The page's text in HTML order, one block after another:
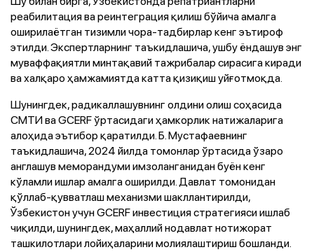
реабилитация ва реинтеграция қилиш бўйича амалга
оширилаётган тизимли чора-тадбирлар кенг эътироф
этилди. Экспертларнинг таъкидлашича, ушбу ёндашув энг
муваффақиятли минтақавий тажрибалар сирасига киради
ва халқаро ҳамжамиятда катта қизиқиш уйғотмоқда.
Шунингдек, радикаллашувнинг олдини олиш соҳасида
СМТИ ва GCERF ўртасидаги ҳамкорлик натижаларига
алоҳида эътибор қаратилди. Б. Мустафаевнинг
таъкидлашича, 2024 йилда томонлар ўртасида ўзаро
англашув меморандуми имзоланганидан буён кенг
кўламли ишлар амалга оширилди. Давлат томонидан
қўллаб-қувватлаш механизми шакллантирилди,
Ўзбекистон учун GCERF инвестиция стратегияси ишлаб
чиқилди, шунингдек, маҳаллий нодавлат нотижорат
ташкилотлари лойиҳаларини молиялаштириш бошланди.